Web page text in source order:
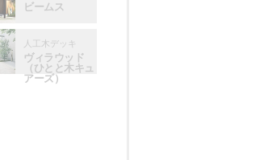
ビームス
人工木デッキ
ヴィラウッド
（ひとと木キュ
アーズ）